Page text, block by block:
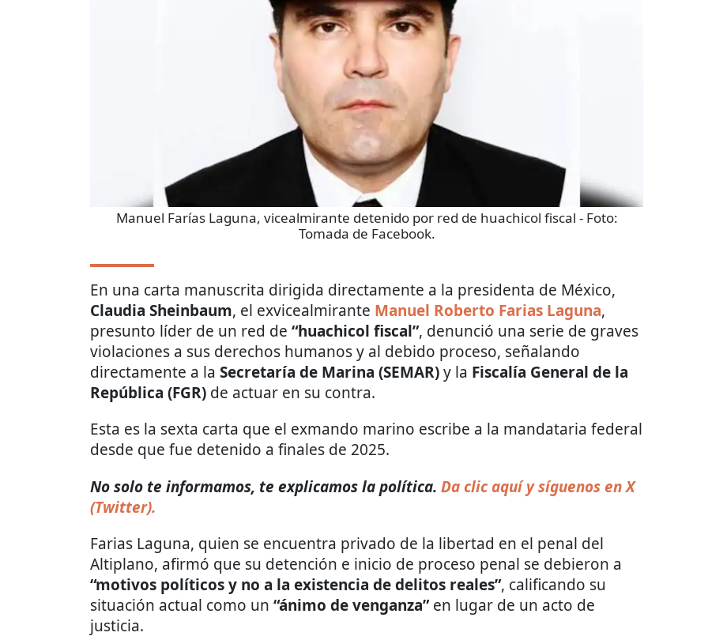
Manuel Farías Laguna, vicealmirante detenido por red de huachicol fiscal - Foto:
Tomada de Facebook.
En una carta manuscrita dirigida directamente a la presidenta de México,
Claudia Sheinbaum, el exvicealmirante Manuel Roberto Farias Laguna,
presunto líder de un red de “huachicol fiscal”, denunció una serie de graves
violaciones a sus derechos humanos y al debido proceso, señalando
directamente a la Secretaría de Marina (SEMAR)y la Fiscalía General de la
República (FGR) de actuar en su contra.
Esta es la sexta carta que el exmando marino escribe a la mandataria federal
desde que fue detenido a finales de 2025.
No solo te informamos, te explicamos la política. Da clic aquí y síguenos en X
(Twitter).
Farias Laguna, quien se encuentra privado de la libertad en el penal del
Altiplano, afirmó que su detención e inicio de proceso penal se debieron a
“motivos políticos y no a la existencia de delitos reales”, calificando su
situación actual como un “ánimo de venganza”en lugar de un acto de
justicia.